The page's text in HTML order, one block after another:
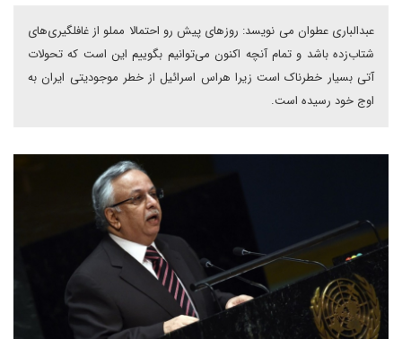
عبدالباری عطوان می نویسد: روزهای پیش رو احتمالا مملو از غافلگیری‌های
شتاب‌زده باشد و تمام آنچه اکنون می‌توانیم بگوییم این است که تحولات
آتی بسیار خطرناک است زیرا هراس اسرائیل از خطر موجودیتی ایران به
اوج خود رسیده است.